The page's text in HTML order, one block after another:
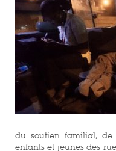
du soutien familial, de
enfants et jeunes des